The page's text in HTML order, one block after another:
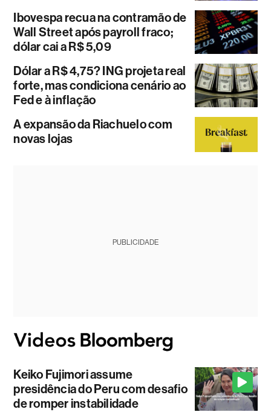
Ibovespa recua na contramão de
Wall Street após payroll fraco;
dólar cai a R$ 5,09
Dólar a R$ 4,75? ING projeta real
forte, mas condiciona cenário ao
Fed e à inflação
A expansão da Riachuelo com
novas lojas
PUBLICIDADE
Keiko Fujimori assume
presidência do Peru com desafio
de romper instabilidade